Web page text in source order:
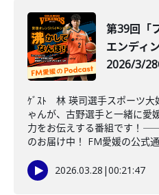
第39回「
エンディ
2026/3/
ｹﾞｽﾄ 林 瑛司選手スポーツ大
ゃんが、古野選手と一緒に愛
力をお伝えする番組です
のお届け中！ FM愛媛の公式
2026.03.28 |00:21:47